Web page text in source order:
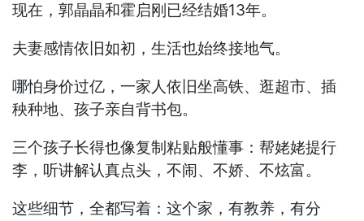
现在，郭晶晶和霍启刚已经结婚13年。
夫妻感情依旧如初，生活也始终接地气。
哪怕身价过亿，一家人依旧坐高铁、逛超市、插
秧种地、孩子亲自背书包。
三个孩子长得也像复制粘贴般懂事：帮姥姥提行
李，听讲解认真点头，不闹、不娇、不炫富。
这些细节，全都写着：这个家，有教养，有分